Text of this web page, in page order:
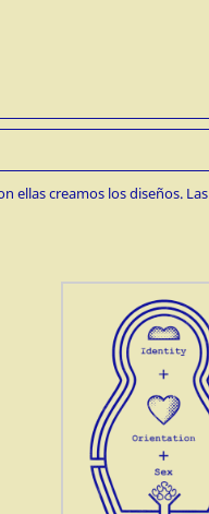
ellas creamos los diseños. Las